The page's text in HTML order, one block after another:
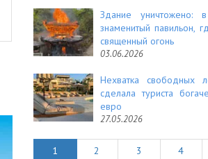
Здание уничтожено:
знаменитый павильон,
священный огонь
03.06.2026
Нехватка свободных
сделала туриста
евро
27.05.2026
1 2 3 4